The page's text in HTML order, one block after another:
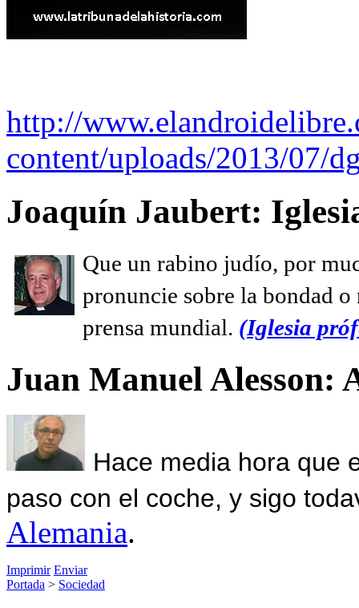
http://
content/uploads/2013/07/
Joaquín Jaubert:
Que un rabino judío, por
pronuncie sobre la bondad
prensa mundial. (Iglesia
Juan Manuel Alesson:
Hace media hora que
paso con el coche, y sigo
Alemania.
Imprimir Enviar
Portada > Sociedad